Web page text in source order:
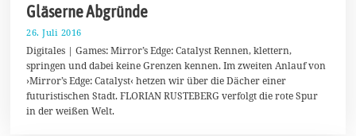
Gläserne Abgründe
26. Juli 2016
.
J
u
l
2
Digitales | Games: Mirror’s Edge: Catalyst Rennen, klettern,
springen und dabei keine Grenzen kennen. Im zweiten Anlauf von
›Mirror’s Edge: Catalyst‹ hetzen wir über die Dächer einer
futuristischen Stadt. FLORIAN RUSTEBERG verfolgt die rote Spur
in der weißen Welt.